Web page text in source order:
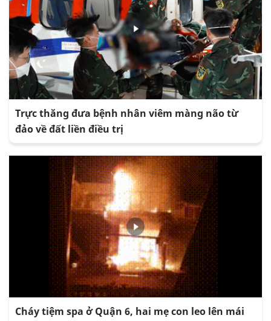
Trực thăng đưa bệnh nhân viêm màng não từ
đảo về đất liền điều trị
Cháy tiệm spa ở Quận 6, hai mẹ con leo lên mái